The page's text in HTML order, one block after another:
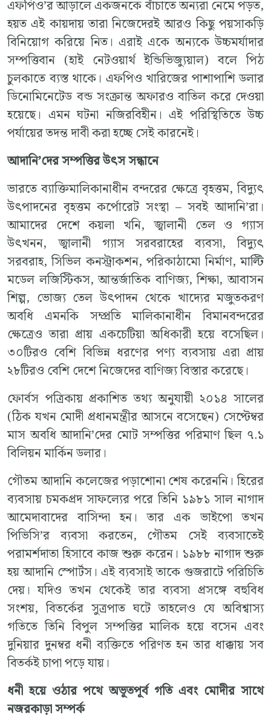
এফপিও’র আড়ালে একজনকে বাঁচাতে অন্যরা নেমে পড়ত,
হয়ত এই কায়দায় তারা নিজেদেরই আরও কিছু পয়সাকড়ি
বিনিয়োগ করিয়ে নিত। এরাই একে অন্যকে উচ্চমর্যাদার
সম্পত্তিবান (হাই নেটওয়ার্থ ইন্ডিভিজ্যুয়াল) বলে পিঠ
চুলকাতে ব্যস্ত থাকে। এফপিও খারিজের পাশাপাশি ডলার
ডিনোমিনেটেড বন্ড সংক্রান্ত অফারও বাতিল করে দেওয়া
হয়েছে। এমন ঘটনা নজিরবিহীন। এই পরিস্থিতিতে উচ্চ
পর্যায়ের তদন্ত দাবী করা হচ্ছে সেই কারনেই।
আদানি’দের সম্পত্তির উৎস সন্ধানে
ভারতে ব্যাক্তিমালিকানাধীন বন্দরের ক্ষেত্রে বৃহত্তম, বিদ্যুৎ
উৎপাদনের বৃহত্তম কর্পোরেট সংস্থা – সবই আদানি’রা।
আমাদের দেশে কয়লা খনি, জ্বালানী তেল ও গ্যাস
উৎখনন, জ্বালানী গ্যাস সরবরাহের ব্যবসা, বিদ্যুৎ
সরবরাহ, সিভিল কনস্ট্রাকশন, পরিকাঠামো নির্মাণ, মাল্টি
মডেল লজিস্টিকস, আন্তর্জাতিক বাণিজ্য, শিক্ষা, আবাসন
শিল্প, ভোজ্য তেল উৎপাদন থেকে খাদ্যের মজুতকরণ
অবধি এমনকি সম্প্রতি মালিকানাধীন বিমানবন্দরের
ক্ষেত্রেও তারা প্রায় একচেটিয়া অধিকারী হয়ে বসেছিল।
৩০টিরও বেশি বিভিন্ন ধরণের পণ্য ব্যবসায় এরা প্রায়
২৮টিরও বেশি দেশে নিজেদের বাণিজ্য বিস্তার করেছে।
ফোর্বস পত্রিকায় প্রকাশিত তথ্য অনুযায়ী ২০১৪ সালের
(ঠিক যখন মোদী প্রধানমন্ত্রীর আসনে বসেছেন) সেপ্টেম্বর
মাস অবধি আদানি’দের মোট সম্পত্তির পরিমাণ ছিল ৭.১
বিলিয়ন মার্কিন ডলার।
গৌতম আদানি কলেজের পড়াশোনা শেষ করেননি। হিরের
ব্যবসায় চমকপ্রদ সাফল্যের পরে তিনি ১৯৮১ সাল নাগাদ
আমেদাবাদের বাসিন্দা হন। তার এক ভাইপো তখন
পিভিসি’র ব্যবসা করতেন, গৌতম সেই ব্যবসাতেই
পরামর্শদাতা হিসাবে কাজ শুরু করেন। ১৯৮৮ নাগাদ শুরু
হয় আদানি স্পোর্টস। এই ব্যবসাই তাকে গুজরাটে পরিচিতি
দেয়। যদিও তখন থেকেই তার ব্যবসা প্রসঙ্গে বহুবিধ
সংশয়, বিতর্কের সুত্রপাত ঘটে তাহলেও যে অবিশ্বাস্য
গতিতে তিনি বিপুল সম্পত্তির মালিক হয়ে বসেন এবং
দুনিয়ার দুনম্বর ধনী ব্যক্তিতে পরিণত হন তার ধাক্কায় সব
বিতর্কই চাপা পড়ে যায়।
ধনী হয়ে ওঠার পথে অভূতপূর্ব গতি এবং মোদীর সাথে
নজরকাড়া সম্পর্ক